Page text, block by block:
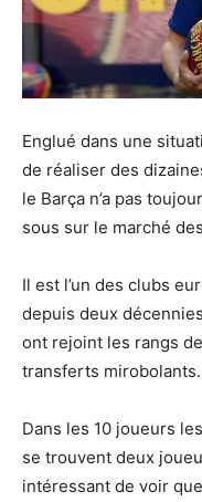
Englué dans une
de réaliser des
le Barça n’a pas
sous sur le marché
Il est l’un des clubs
depuis deux
ont rejoint les rangs
transferts mirobolants.
Dans les 10 joueurs
se trouvent deux
intéressant de voir